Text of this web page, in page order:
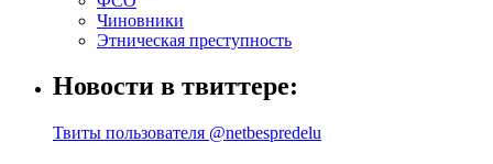
Чиновники
Этническая преступность
Новости в твиттере:
Твиты пользователя @netbespredelu